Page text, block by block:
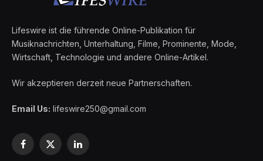
Lifeswire ist die führende Online-Publikation für
Musiknachrichten, Unterhaltung, Filme, Prominente, Mode,
Wirtschaft, Technologie und andere Online-Artikel.
Wir akzeptieren derzeit neue Partnerschaften.
Email Us: lifeswire250@gmail.com
Facebook
X
LinkedIn